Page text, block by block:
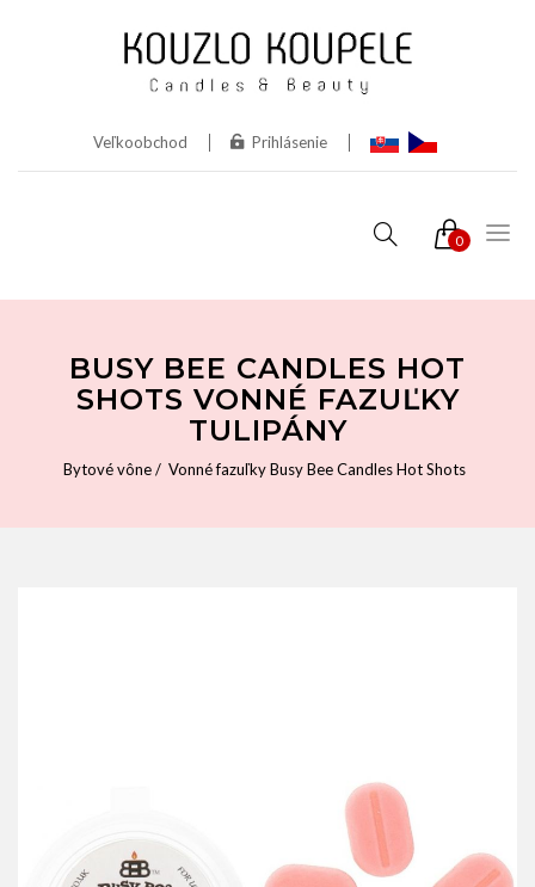
Veľkoobchod Prihlásenie
0
BUSY BEE CANDLES HOT
SHOTS VONNÉ FAZUĽKY
TULIPÁNY
Bytové vône Vonné fazuľky Busy Bee Candles Hot Shots